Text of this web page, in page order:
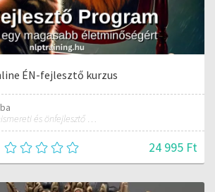
ÉN-fejlesztő kurzus
NLP alapú önismereti és önfejlesztő képzések
24 995 Ft